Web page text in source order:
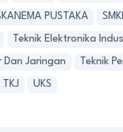
PUSTAKA
Teknik Elektronika
Dan Jaringan Teknik
TKJ UKS